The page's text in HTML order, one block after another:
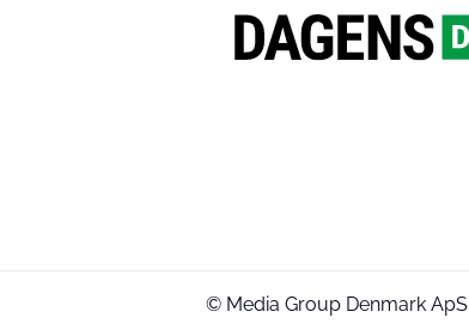
© Media Group Denmark ApS